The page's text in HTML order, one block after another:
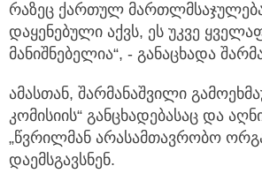
რაზეც ქართულ
დაყენებული აქვს, ეს უკვე
მანიშნებელია“, - განაცხადა
ამასთან, შარმანაშვილი
კომისიის“ განცხადებასაც და
„წვრილმან არასამთავრობო
დაემსგავსნენ.